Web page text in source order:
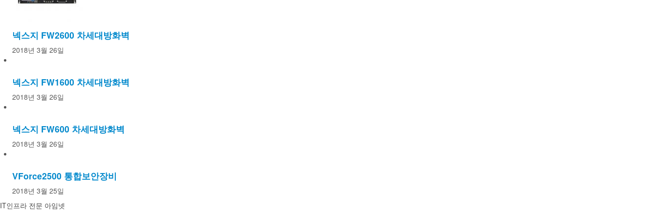
넥스지 FW2600 차세대방화벽
2018년 3월 26일
넥스지 FW1600 차세대방화벽
2018년 3월 26일
넥스지 FW600 차세대방화벽
2018년 3월 26일
VForce2500 통합보안장비
2018년 3월 25일
IT인프라 전문 아임넷